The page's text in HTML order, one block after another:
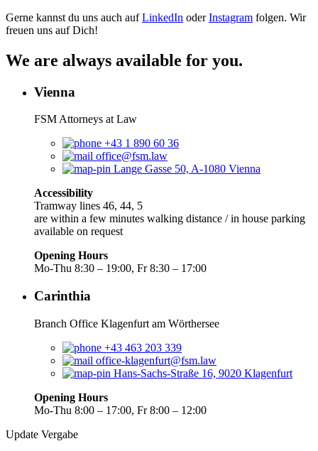
Gerne kannst du uns auch auf⁠⁠⁠⁠⁠⁠⁠⁠⁠⁠⁠⁠⁠⁠⁠⁠⁠⁠⁠⁠⁠⁠⁠⁠⁠⁠⁠⁠⁠⁠⁠⁠⁠⁠⁠LinkedIn⁠⁠⁠⁠⁠⁠⁠⁠⁠⁠⁠⁠⁠⁠⁠⁠⁠⁠⁠⁠⁠⁠⁠⁠⁠⁠⁠⁠⁠⁠⁠⁠⁠⁠⁠ oder⁠⁠⁠⁠⁠⁠⁠⁠⁠⁠⁠⁠⁠⁠⁠⁠⁠⁠⁠⁠⁠⁠⁠⁠⁠⁠⁠⁠⁠⁠⁠⁠⁠⁠⁠Instagram⁠⁠⁠⁠⁠⁠⁠⁠⁠⁠⁠⁠⁠⁠⁠⁠⁠⁠⁠⁠⁠⁠⁠⁠⁠⁠⁠⁠⁠⁠⁠⁠⁠⁠⁠ folgen. Wir
freuen uns auf Dich!
We are always available for you.
Vienna
FSM Attorneys at Law
+43 1 890 60 36
office@fsm.law
Lange Gasse 50, A-1080 Vienna
Accessibility
Tramway lines 46, 44, 5
are within a few minutes walking distance / in house parking
available on request
Opening Hours
Mo-Thu 8:30 – 19:00, Fr 8:30 – 17:00
Carinthia
Branch Office Klagenfurt am Wörthersee
+43 463 203 339
office-klagenfurt@fsm.law
Hans-Sachs-Straße 16, 9020 Klagenfurt
Opening Hours
Mo-Thu 8:00 – 17:00, Fr 8:00 – 12:00
Update Vergabe